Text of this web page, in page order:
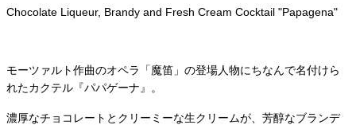
Chocolate Liqueur, Brandy and Fresh Cream Cocktail "Papagena"
モーツァルト作曲のオペラ「魔笛」の登場人物にちなんで名付けら
れたカクテル『パパゲーナ』。
濃厚なチョコレートとクリーミーな生クリームが、芳醇なブランデ